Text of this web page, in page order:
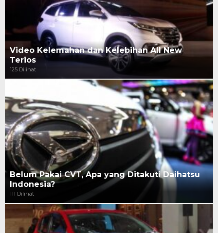
Video Kelemahan dan Kelebihan All New
Terios
125 Dilihat
Belum Pakai CVT, Apa yang Ditakuti Daihatsu
Indonesia?
111 Dilihat